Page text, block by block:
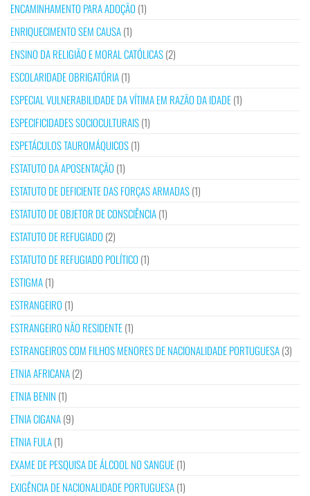
ENCAMINHAMENTO PARA ADOÇÃO (1)
ENRIQUECIMENTO SEM CAUSA(1)
ENSINO DA RELIGIÃO E MORAL CATÓLICAS(2)
ESCOLARIDADE OBRIGATÓRIA(1)
ESPECIAL VULNERABILIDADE DA VÍTIMA EM RAZÃO DA IDADE(1)
ESPECIFICIDADES SOCIOCULTURAIS(1)
ESPETÁCULOS TAUROMÁQUICOS(1)
ESTATUTO DA APOSENTAÇÃO (1)
ESTATUTO DE DEFICIENTE DAS FORÇAS ARMADAS(1)
ESTATUTO DE OBJETOR DE CONSCIÊNCIA(1)
ESTATUTO DE REFUGIADO (2)
ESTATUTO DE REFUGIADO POLÍTICO (1)
ESTIGMA(1)
ESTRANGEIRO (1)
ESTRANGEIRO NÃO RESIDENTE(1)
ESTRANGEIROS COM FILHOS MENORES DE NACIONALIDADE PORTUGUESA(3)
ETNIA AFRICANA(2)
ETNIA BENIN (1)
ETNIA CIGANA(9)
ETNIA FULA(1)
EXAME DE PESQUISA DE ÁLCOOL NO SANGUE(1)
EXIGÊNCIA DE NACIONALIDADE PORTUGUESA(1)